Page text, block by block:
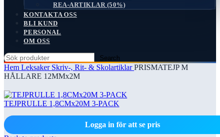
REA-ARTIKLAR (50%)
KONTAKTA OSS
BLI KUND
PERSONAL
OM OSS
Search
Hem Leksaker Skriv-, Rit- & SkolartiklarPRISMATEJP M
HÅLLARE 12MMx2M
TEJPRULLE 1,8CMx20M 3-PACK
Logga in för att se pris